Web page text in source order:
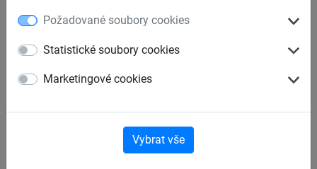
Požadované soubory cookies
Statistické soubory cookies
Marketingové cookies
Vybrat vše
Minibranková síť na fotbal 3
mm, polypropylen